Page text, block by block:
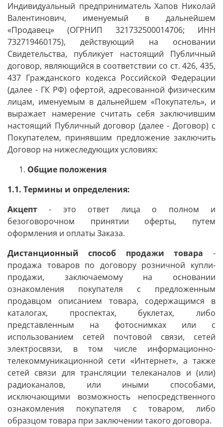
Индивидуальный предприниматель Хапов Николай
Валентинович, именуемый в дальнейшем
«Продавец» (ОГРНИП 321732500014706; ИНН
732719460175), действующий на основании
Свидетельства, публикует настоящий Публичный
договор, являющийся в соответствии со ст. 426, 435,
437 Гражданского кодекса Российской Федерации
(далее - ГК РФ) офертой, адресованной физическим
лицам, именуемым в дальнейшем «Покупатель», и
выражает намерение считать себя заключившим
настоящий Публичный договор (далее - Договор) с
Покупателем, принявшим предложение заключить
Договор на нижеследующих условиях:
Общие положения
1.1. Термины и определения:
Акцепт - это ответ лица о полном и
безоговорочном принятии оферты, путем
оформления и оплаты Заказа.
Дистанционный способ продажи товара -
продажа товаров по договору розничной купли-
продажи, заключаемому на основании
ознакомления покупателя с предложенным
продавцом описанием товара, содержащимся в
каталогах, проспектах, буклетах, либо
представленным на фотоснимках или с
использованием сетей почтовой связи, сетей
электросвязи, в том числе информационно-
телекоммуникационной сети «Интернет», а также
сетей связи для трансляции телеканалов и (или)
радиоканалов, или иными способами,
исключающими возможность непосредственного
ознакомления покупателя с товаром, либо
образцом товара при заключении такого договора.